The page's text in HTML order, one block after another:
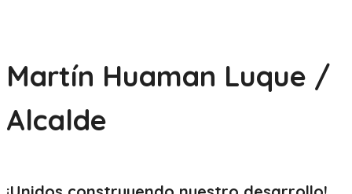
Martín Huaman Luque /
Alcalde